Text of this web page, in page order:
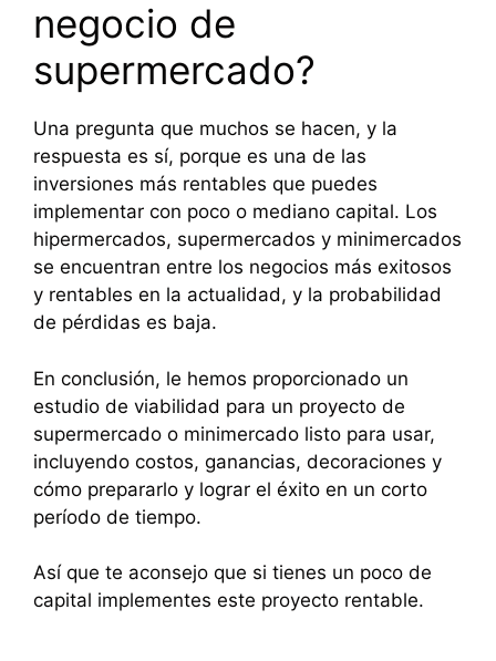
negocio de
supermercado?
Una pregunta que muchos se hacen, y la
respuesta es sí, porque es una de las
inversiones más rentables que puedes
implementar con poco o mediano capital. Los
hipermercados, supermercados y minimercados
se encuentran entre los negocios más exitosos
y rentables en la actualidad, y la probabilidad
de pérdidas es baja.
En conclusión, le hemos proporcionado un
estudio de viabilidad para un proyecto de
supermercado o minimercado listo para usar,
incluyendo costos, ganancias, decoraciones y
cómo prepararlo y lograr el éxito en un corto
período de tiempo.
Así que te aconsejo que si tienes un poco de
capital implementes este proyecto rentable.